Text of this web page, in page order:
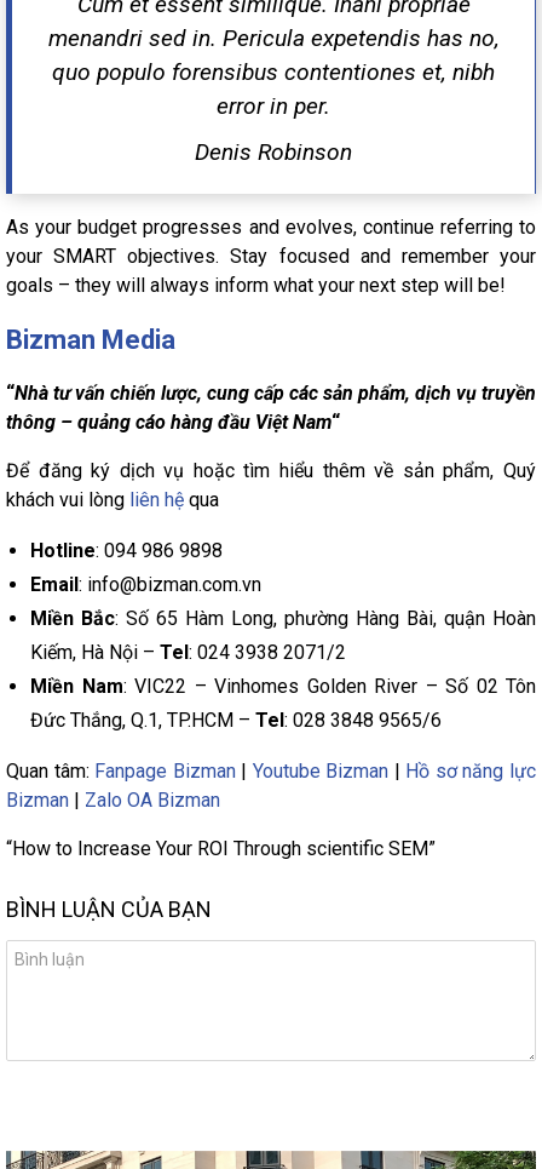
menandri sed in. Pericula expetendis has no,
quo populo forensibus contentiones et, nibh
error in per.
Denis Robinson
As your budget progresses and evolves, continue referring to
your SMART objectives. Stay focused and remember your
goals – they will always inform what your next step will be!
Bizman Media
“Nhà tư vấn chiến lược, cung cấp các sản phẩm, dịch vụ truyền
thông – quảng cáo hàng đầu Việt Nam“
Để đăng ký dịch vụ hoặc tìm hiểu thêm về sản phẩm, Quý
khách vui lòng liên hệ qua
Hotline: 094 986 9898
Email: info@bizman.com.vn
Miền Bắc: Số 65 Hàm Long, phường Hàng Bài, quận Hoàn
Kiếm, Hà Nội – Tel: 024 3938 2071/2
Miền Nam: VIC22 – Vinhomes Golden River – Số 02 Tôn
Đức Thắng, Q.1, TP.HCM – Tel: 028 3848 9565/6
Quan tâm: Fanpage Bizman| Youtube Bizman | Hồ sơ năng lực
Bizman | Zalo OA Bizman
“How to Increase Your ROI Through scientific SEM”
BÌNH LUẬN CỦA BẠN